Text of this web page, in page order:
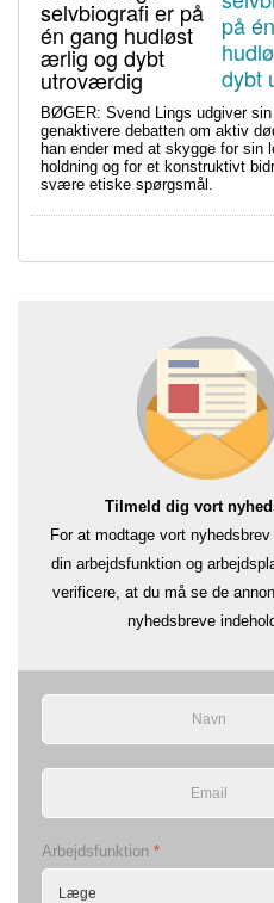
selvbiografi er på
én gang hudløst
ærlig og dybt
utroværdig
BØGER: Svend Lings udgiver
genaktivere debatten om aktiv
han ender med at skygge for sin
holdning og for et konstruktivt
svære etiske spørgsmål.
Tilmeld dig vort
For at modtage vort
din arbejdsfunktion og
verificere, at du må se de
nyhedsbreve
Arbejdsfunktion *